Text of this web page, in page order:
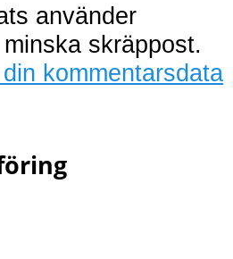
använder
skräppost.
kommentarsdata